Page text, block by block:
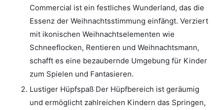
Commercial ist ein festliches Wunderland, das die
Essenz der Weihnachtsstimmung einfängt. Verziert
mit ikonischen Weihnachtselementen wie
Schneeflocken, Rentieren und Weihnachtsmann,
schafft es eine bezaubernde Umgebung für Kinder
zum Spielen und Fantasieren.
Lustiger Hüpfspaß Der Hüpfbereich ist geräumig
und ermöglicht zahlreichen Kindern das Springen,